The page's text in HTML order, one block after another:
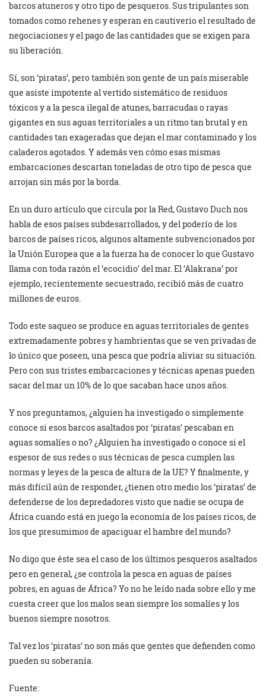
barcos atuneros y otro tipo de pesqueros. Sus tripulantes son
tomados como rehenes y esperan en cautiverio el resultado de
negociaciones y el pago de las cantidades que se exigen para
su liberación.
Sí, son ‘piratas’, pero también son gente de un país miserable
que asiste impotente al vertido sistemático de residuos
tóxicos y a la pesca ilegal de atunes, barracudas o rayas
gigantes en sus aguas territoriales a un ritmo tan brutal y en
cantidades tan exageradas que dejan el mar contaminado y los
caladeros agotados. Y además ven cómo esas mismas
embarcaciones descartan toneladas de otro tipo de pesca que
arrojan sin más por la borda.
En un duro artículo que circula por la Red, Gustavo Duch nos
habla de esos países subdesarrollados, y del poderío de los
barcos de países ricos, algunos altamente subvencionados por
la Unión Europea que a la fuerza ha de conocer lo que Gustavo
llama con toda razón el ‘ecocidio’ del mar. El ‘Alakrana’ por
ejemplo, recientemente secuestrado, recibió más de cuatro
millones de euros.
Todo este saqueo se produce en aguas territoriales de gentes
extremadamente pobres y hambrientas que se ven privadas de
lo único que poseen, una pesca que podría aliviar su situación.
Pero con sus tristes embarcaciones y técnicas apenas pueden
sacar del mar un 10% de lo que sacaban hace unos años.
Y nos preguntamos, ¿alguien ha investigado o simplemente
conoce si esos barcos asaltados por ‘piratas’ pescaban en
aguas somalíes o no? ¿Alguien ha investigado o conoce si el
espesor de sus redes o sus técnicas de pesca cumplen las
normas y leyes de la pesca de altura de la UE? Y finalmente, y
más difícil aún de responder, ¿tienen otro medio los ‘piratas’ de
defenderse de los depredadores visto que nadie se ocupa de
África cuando está en juego la economía de los países ricos, de
los que presumimos de apaciguar el hambre del mundo?
No digo que éste sea el caso de los últimos pesqueros asaltados
pero en general, ¿se controla la pesca en aguas de países
pobres, en aguas de África? Yo no he leído nada sobre ello y me
cuesta creer que los malos sean siempre los somalíes y los
buenos siempre nosotros.
Tal vez los ‘piratas’ no son más que gentes que defienden como
pueden su soberanía.
Fuente: